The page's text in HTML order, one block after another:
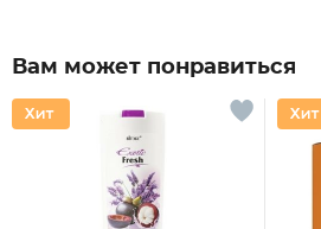
Вам может понравиться